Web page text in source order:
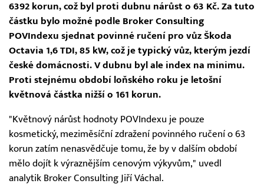
6392 korun, což byl proti dubnu nárůst o 63 Kč. Za tuto
částku bylo možné podle Broker Consulting
POVIndexu sjednat povinné ručení pro vůz Škoda
Octavia 1,6 TDI, 85 kW, což je typický vůz, kterým jezdí
české domácnosti. V dubnu byl ale index na minimu.
Proti stejnému období loňského roku je letošní
květnová částka nižší o 161 korun.
"Květnový nárůst hodnoty POVIndexu je pouze
kosmetický, meziměsíční zdražení povinného ručení o 63
korun zatím nenasvědčuje tomu, že by v dalším období
mělo dojít k výraznějším cenovým výkyvům," uvedl
analytik Broker Consulting Jiří Váchal.